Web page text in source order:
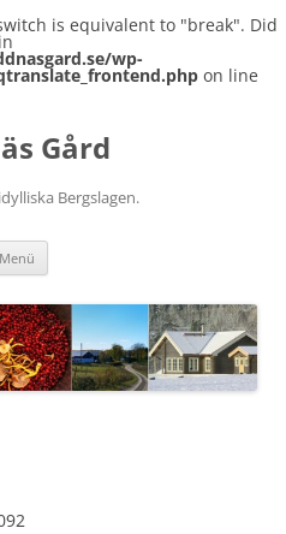
is equivalent to "break". Did
wp-
on line
Gård
Bergslagen.
Menü